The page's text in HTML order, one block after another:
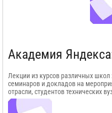
Академия
Лекции из курсов различных школ
семинаров и докладов на
отрасли, студентов технических